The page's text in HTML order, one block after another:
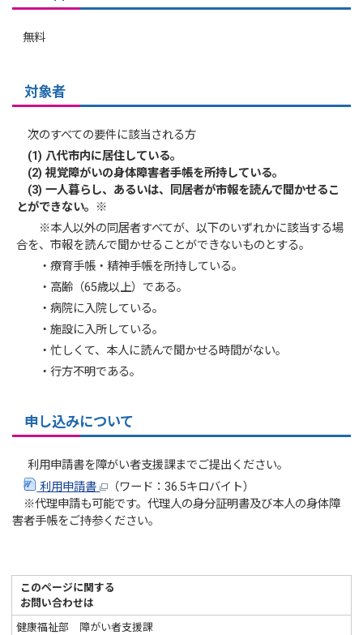
無料
対象者
次のすべての要件に該当される方
(1) 八代市内に居住している。
(2) 視覚障がいの身体障害者手帳を所持している。
(3) 一人暮らし、あるいは、同居者が市報を読んで聞かせるこ
とができない。※
※本人以外の同居者すべてが、以下のいずれかに該当する場
合を、市報を読んで聞かせることができないものとする。
・療育手帳・精神手帳を所持している。
・高齢（65歳以上）である。
・病院に入院している。
・施設に入所している。
・忙しくて、本人に読んで聞かせる時間がない。
・行方不明である。
申し込みについて
利用申請書を障がい者支援課までご提出ください。
利用申請書
（ワード：36.5キロバイト）
※代理申請も可能です。代理人の身分証明書及び本人の身体障
害者手帳をご持参ください。
このページに関する
お問い合わせは
健康福祉部 障がい者支援課